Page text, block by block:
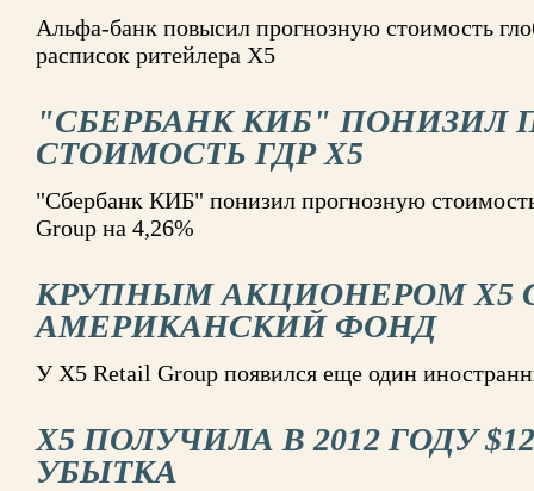
Альфа-банк повысил прогнозную стоимость
расписок ритейлера X5
"СБЕРБАНК КИБ" ПОНИЗИЛ
СТОИМОСТЬ ГДР X5
"Сбербанк КИБ" понизил прогнозную
Group на 4,26%
КРУПНЫМ АКЦИОНЕРОМ X5
АМЕРИКАНСКИЙ ФОНД
У Х5 Retail Group появился еще один
X5 ПОЛУЧИЛА В 2012 ГОДУ
УБЫТКА